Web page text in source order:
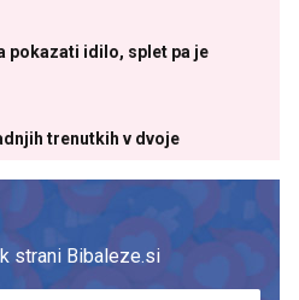
pokazati idilo, splet pa je
trenutkih v dvoje
strani Bibaleze.si